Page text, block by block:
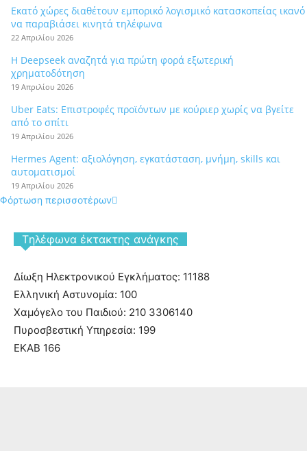
Εκατό χώρες διαθέτουν εμπορικό λογισμικό κατασκοπείας ικανό
να παραβιάσει κινητά τηλέφωνα
22 Απριλίου 2026
Η Deepseek αναζητά για πρώτη φορά εξωτερική
χρηματοδότηση
19 Απριλίου 2026
Uber Eats: Επιστροφές προϊόντων με κούριερ χωρίς να βγείτε
από το σπίτι
19 Απριλίου 2026
Hermes Agent: αξιολόγηση, εγκατάσταση, μνήμη, skills και
αυτοματισμοί
19 Απριλίου 2026
Φόρτωση περισσοτέρων
Tηλέφωνα έκτακτης ανάγκης
Δίωξη Ηλεκτρονικού Εγκλήματος: 11188
Ελληνική Αστυνομία: 100
Χαμόγελο του Παιδιού: 210 3306140
Πυροσβεστική Υπηρεσία: 199
ΕΚΑΒ 166